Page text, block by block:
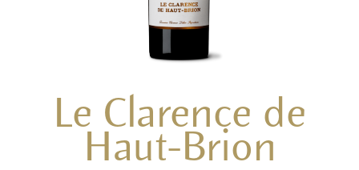
Le Clarence de
Haut-Brion